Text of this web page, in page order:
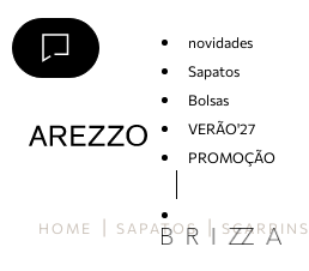
novidades
Sapatos
Bolsas
VERÃO'27
PROMOÇÃO
HOME SAPATOS SCARPINS